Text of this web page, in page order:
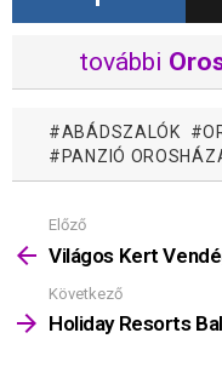
további
ABÁDSZALÓK
PANZIÓ
Mutass
többet
Előző
Világos Kert
Következő
Holiday Resorts